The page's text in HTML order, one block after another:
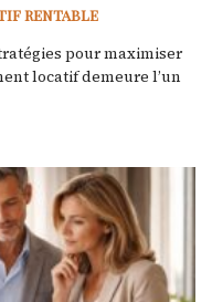
rentable
pour maximiser
locatif demeure l’un